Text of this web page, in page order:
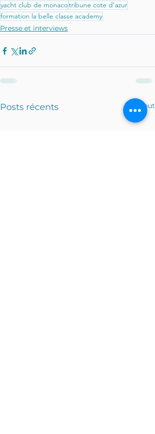
yacht club de monacotribune cote d'azur
formation la belle classe academy
Presse et interviews
Posts récents Voir tout